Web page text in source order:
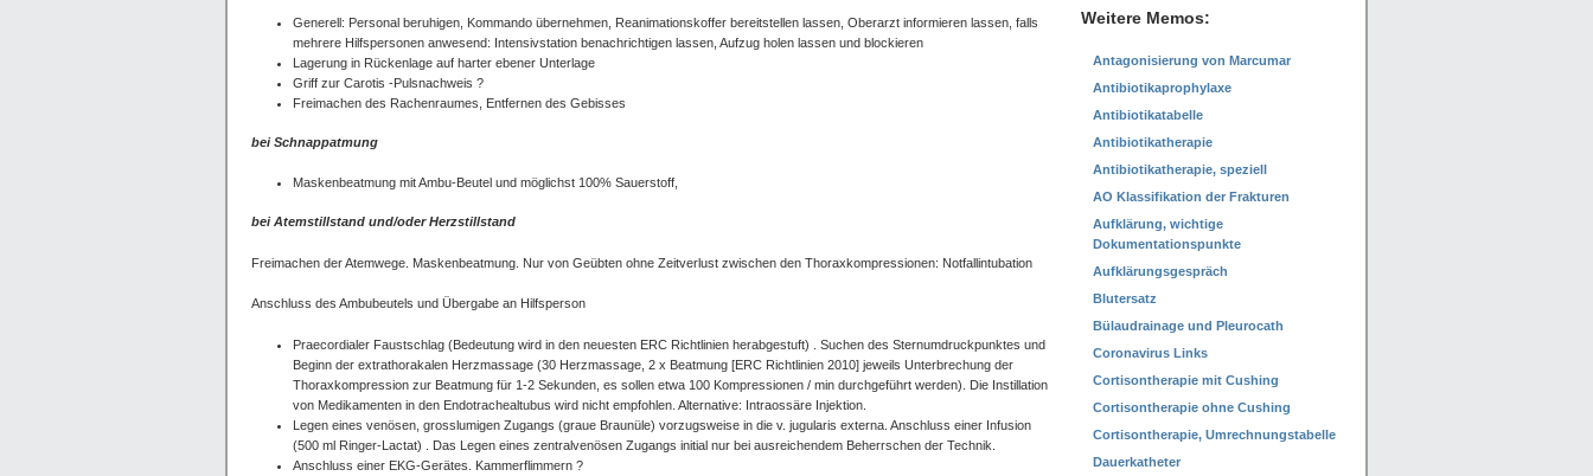
Generell: Personal beruhigen, Kommando übernehmen, Reanimationskoffer bereitstellen lassen, Oberarzt informieren lassen, falls
mehrere Hilfspersonen anwesend: Intensivstation benachrichtigen lassen, Aufzug holen lassen und blockieren
Lagerung in Rückenlage auf harter ebener Unterlage
Griff zur Carotis -Pulsnachweis ?
Freimachen des Rachenraumes, Entfernen des Gebisses
bei Schnappatmung
Maskenbeatmung mit Ambu-Beutel und möglichst 100% Sauerstoff,
bei Atemstillstand und/oder Herzstillstand
Freimachen der Atemwege. Maskenbeatmung. Nur von Geübten ohne Zeitverlust zwischen den Thoraxkompressionen: Notfallintubation
Anschluss des Ambubeutels und Übergabe an Hilfsperson
Praecordialer Faustschlag (Bedeutung wird in den neuesten ERC Richtlinien herabgestuft) . Suchen des Sternumdruckpunktes und
Beginn der extrathorakalen Herzmassage (30 Herzmassage, 2 x Beatmung [ERC Richtlinien 2010] jeweils Unterbrechung der
Thoraxkompression zur Beatmung für 1-2 Sekunden, es sollen etwa 100 Kompressionen / min durchgeführt werden). Die Instillation
von Medikamenten in den Endotrachealtubus wird nicht empfohlen. Alternative: Intraossäre Injektion.
Legen eines venösen, grosslumigen Zugangs (graue Braunüle) vorzugsweise in die v. jugularis externa. Anschluss einer Infusion
(500 ml Ringer-Lactat) . Das Legen eines zentralvenösen Zugangs initial nur bei ausreichendem Beherrschen der Technik.
Anschluss einer EKG-Gerätes. Kammerflimmern ?
Weitere Memos:
Antagonisierung von Marcumar
Antibiotikaprophylaxe
Antibiotikatabelle
Antibiotikatherapie
Antibiotikatherapie, speziell
AO Klassifikation der Frakturen
Aufklärung, wichtige
Dokumentationspunkte
Aufklärungsgespräch
Blutersatz
Bülaudrainage und Pleurocath
Coronavirus Links
Cortisontherapie mit Cushing
Cortisontherapie ohne Cushing
Cortisontherapie, Umrechnungstabelle
Dauerkatheter